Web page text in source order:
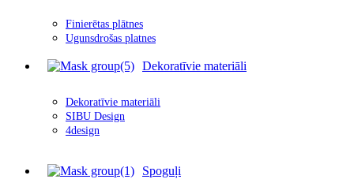
Finierētas plātnes
Ugunsdrošas platnes
Dekoratīvie materiāli
Dekoratīvie materiāli
SIBU Design
4design
Spoguļi